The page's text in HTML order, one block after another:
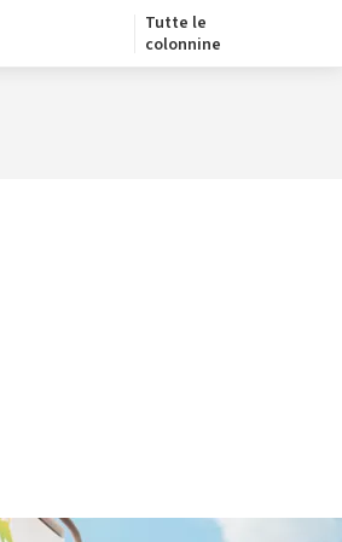
Tutte le
colonnine